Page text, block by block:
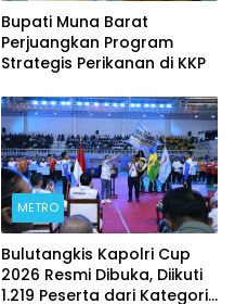
Bupati Muna Barat
Perjuangkan Program
Strategis Perikanan di KKP
METRO
Bulutangkis Kapolri Cup
2026 Resmi Dibuka, Diikuti
1.219 Peserta dari Kategori